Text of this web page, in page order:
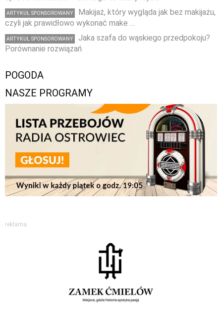
ARTYKUŁ SPONSOROWANY
Makijaż, który wygląda jak bez makijażu,
czyli jak prawidłowo wykonać make …
ARTYKUŁ SPONSOROWANY
Jaka szafa do wąskiego przedpokoju?
Porównanie rozwiązań
POGODA
NASZE PROGRAMY
reklama